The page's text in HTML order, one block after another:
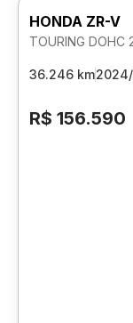
HONDA ZR-V
TOURING DOHC
36.246 km
R$ 156.590